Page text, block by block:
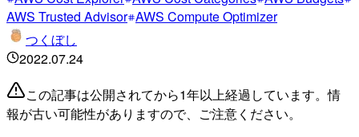
AWS Trusted Advisor AWS Compute Optimizer
つくぼし
2022.07.24
この記事は公開されてから1年以上経過しています。情
報が古い可能性がありますので、ご注意ください。